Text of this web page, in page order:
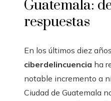
Guatemala:
respuestas
En los últimos diez
ciberdelincuencia ha
notable incremento a
Ciudad de Guatemala